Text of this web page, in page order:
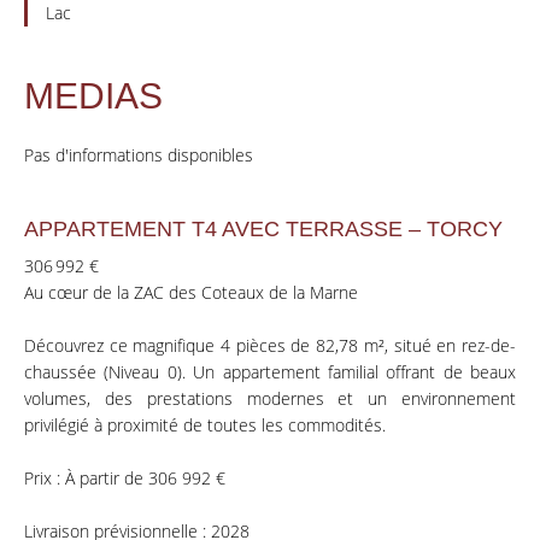
Lac
MEDIAS
Pas d'informations disponibles
APPARTEMENT T4 AVEC TERRASSE – TORCY
306 992 €
Au cœur de la ZAC des Coteaux de la Marne
Découvrez ce magnifique 4 pièces de 82,78 m², situé en rez-de-
chaussée (Niveau 0). Un appartement familial offrant de beaux
volumes, des prestations modernes et un environnement
privilégié à proximité de toutes les commodités.
Prix : À partir de 306 992 €
Livraison prévisionnelle : 2028